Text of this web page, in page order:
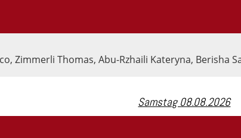
Zimmerli Thomas, Abu-Rzhaili Kateryna, Berisha
Samstag 08.08.2026